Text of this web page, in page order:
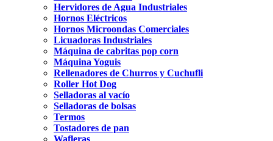
Hervidores de Agua Industriales
Hornos Eléctricos
Hornos Microondas Comerciales
Licuadoras Industriales
Máquina de cabritas pop corn
Máquina Yoguis
Rellenadores de Churros y Cuchufli
Roller Hot Dog
Selladoras al vacío
Selladoras de bolsas
Termos
Tostadores de pan
Wafleras